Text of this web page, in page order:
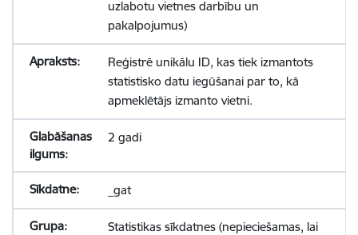
uzlabotu vietnes darbību un
pakalpojumus)
Reģistrē unikālu ID, kas tiek izmantots
statistisko datu iegūšanai par to, kā
apmeklētājs izmanto vietni.
2 gadi
_gat
Statistikas sīkdatnes (nepieciešamas, lai